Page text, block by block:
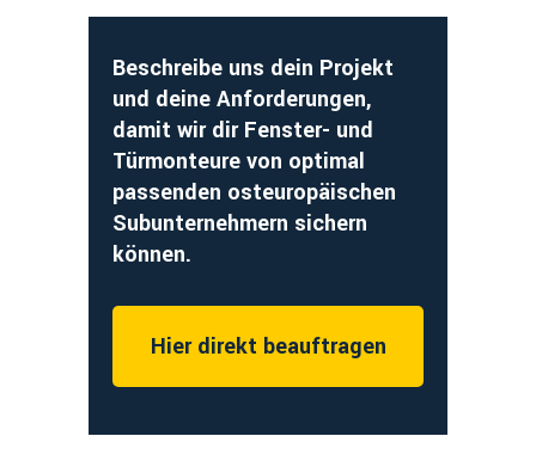
Beschreibe uns dein Projekt
und deine Anforderungen,
damit wir dir Fenster- und
Türmonteure von optimal
passenden osteuropäischen
Subunternehmern sichern
können.
Hier direkt beauftragen